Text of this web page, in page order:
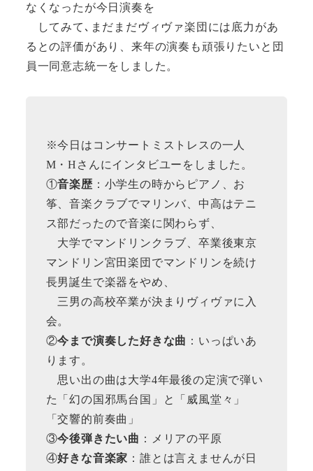
なくなったが今日演奏を
してみて､まだまだヴィヴァ楽団には底力があ
るとの評価があり、来年の演奏も頑張りたいと団
員一同意志統一をしました。
※今日はコンサートミストレスの一人
M・Hさんにインタビユーをしました。
①音楽歴 ：小学生の時からピアノ、お
筝、音楽クラブでマリンバ、中高はテニ
ス部だったので音楽に関わらず、
大学でマンドリンクラブ、卒業後東京
マンドリン宮田楽団でマンドリンを続け
長男誕生で楽器をやめ、
三男の高校卒業が決まりヴィヴァに入
会。
②今まで演奏した好きな曲 ：いっぱいあ
ります。
思い出の曲は大学4年最後の定演で弾い
た「幻の国邪馬台国」と「威風堂々」
「交響的前奏曲」
③今後弾きたい曲 ：メリアの平原
④好きな音楽家 ：誰とは言えませんが日